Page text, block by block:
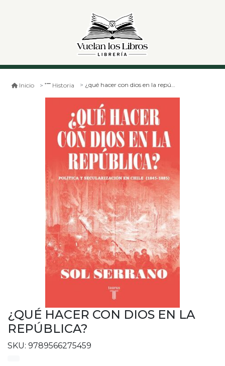
Inicio Historia ¿qué hacer con dios en la república?
¿QUÉ HACER CON DIOS EN LA
REPÚBLICA?
SKU: 9789566275459